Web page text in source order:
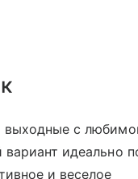
выходные с
вариант идеально
и веселое